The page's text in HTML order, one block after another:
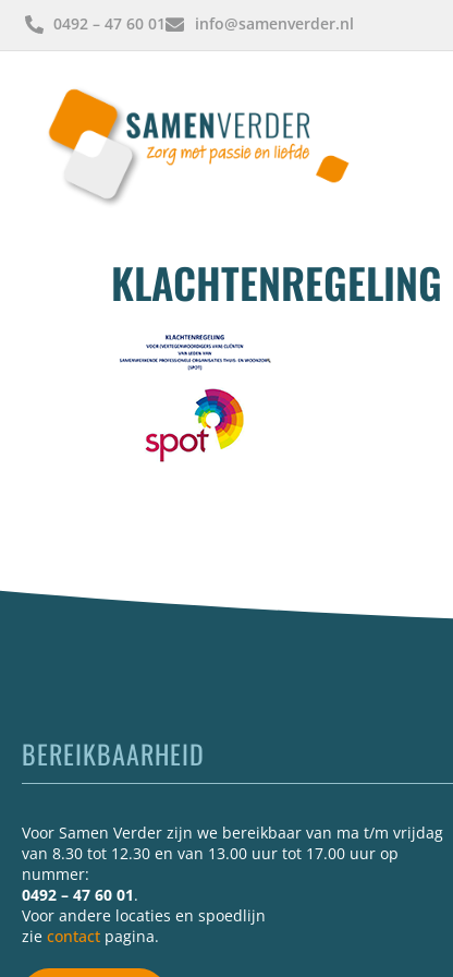
0492 – 47 60 01 info@samenverder.nl
KLACHTENREGELING
BEREIKBAARHEID
Voor Samen Verder zijn we bereikbaar van ma t/m vrijdag
van 8.30 tot 12.30 en van 13.00 uur tot 17.00 uur op
nummer:
0492 – 47 60 01.
Voor andere locaties en spoedlijn
zie contact pagina.